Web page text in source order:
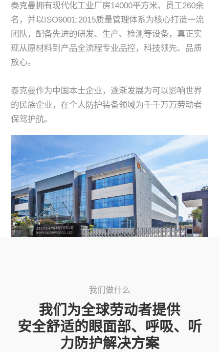
泰克曼拥有现代化工业厂房14000平方米、员工260余
名，并以ISO9001:2015质量管理体系为核心打造一流
团队，配备先进的研发、生产、检测等设备，真正实
现从原材料到产品全流程专业品控，科技领先、品质
放心。
泰克曼作为中国本土企业，逐渐发展为可以影响世界
的民族企业，在个人防护装备领域为千千万万劳动者
保驾护航。
我们做什么
我们为全球劳动者提供
安全舒适的眼面部、呼吸、听
力防护解决方案